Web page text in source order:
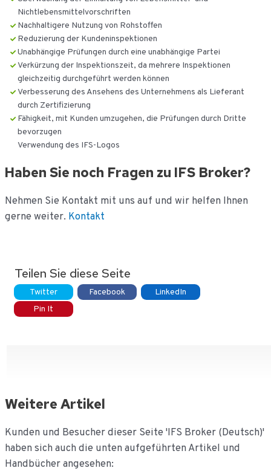
Nichtlebensmittelvorschriften
Nachhaltigere Nutzung von Rohstoffen
Reduzierung der Kundeninspektionen
Unabhängige Prüfungen durch eine unabhängige Partei
Verkürzung der Inspektionszeit, da mehrere Inspektionen
gleichzeitig durchgeführt werden können
Verbesserung des Ansehens des Unternehmens als Lieferant
durch Zertifizierung
Fähigkeit, mit Kunden umzugehen, die Prüfungen durch Dritte
bevorzugen
Verwendung des IFS-Logos
Haben Sie noch Fragen zu IFS Broker?
Nehmen Sie Kontakt mit uns auf und wir helfen Ihnen
gerne weiter. Kontakt
Teilen Sie diese Seite
Twitter Facebook
LinkedIn
Pin It
Weitere Artikel
Kunden und Besucher dieser Seite 'IFS Broker (Deutsch)'
haben sich auch die unten aufgeführten Artikel und
Handbücher angesehen: